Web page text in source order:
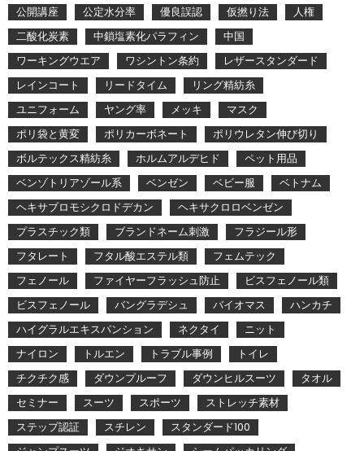
公開講座
公定水分率 優良誤認 仮撚り法
人権
二酸化炭素
中鎖塩素化パラフィン
中国
ワーキングウエア
ワシントン条約
レザースタンダード
レインコート
リードタイム
リング精紡糸
ユニフォーム
ヤング率 メッキ
マスク
ポリ袋と黄変
ポリカーボネート
ポリウレタン伸び切り
ボルテックス精紡糸
ホルムアルデヒド
ペット用品
ベンゾトリアゾール系
ベンゼン ベビー服
ベトナム
ヘキサブロモシクロドデカン
ヘキサクロロベンゼン
プラスチック類
ブランドネーム刺激
フラジール形
フタレート
フタル酸エステル類
フェムテック
フェノール
ファイヤーフラッシュ防止
ビスフェノール類
ビスフェノール
バングラデシュ バイオマス
ハンカチ
ハイグラルエキスパンション
ネクタイ
ニット
ナイロン
トルエン トラブル事例
トイレ
チクチク感
ダウンプルーフ ダウンヒルスーツ
タオル
セミナー
スーツ スポーツ
ストレッチ素材
ステップ認証
スチレン
スタンダード100